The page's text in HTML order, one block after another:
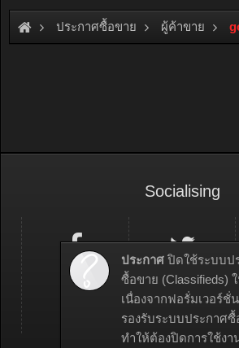
ประกาศ ปิดใช้ระบบป
ซื้อขาย (Classifieds)
เนื่องจากฟอรั่มเวอร์ชั่
รองรับระบบประกาศซื้
ทำให้ต้องปิดการใช้งา
ประกาศซื้อขาย ผู้ค้าขาย
Socialising